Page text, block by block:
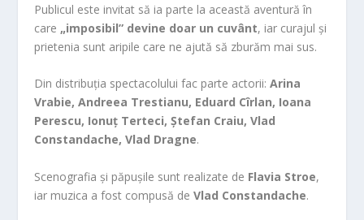
Publicul este invitat să ia parte la această aventură în
care „imposibil” devine doar un cuvânt, iar curajul și
prietenia sunt aripile care ne ajută să zburăm mai sus.
Din distribuția spectacolului fac parte actorii:Arina
Vrabie, Andreea Trestianu, Eduard Cîrlan, Ioana
Perescu, Ionuț Terteci, Ștefan Craiu, Vlad
Constandache, Vlad Dragne.
Scenografia și păpușile sunt realizate de Flavia Stroe,
iar muzica a fost compusă deVlad Constandache.